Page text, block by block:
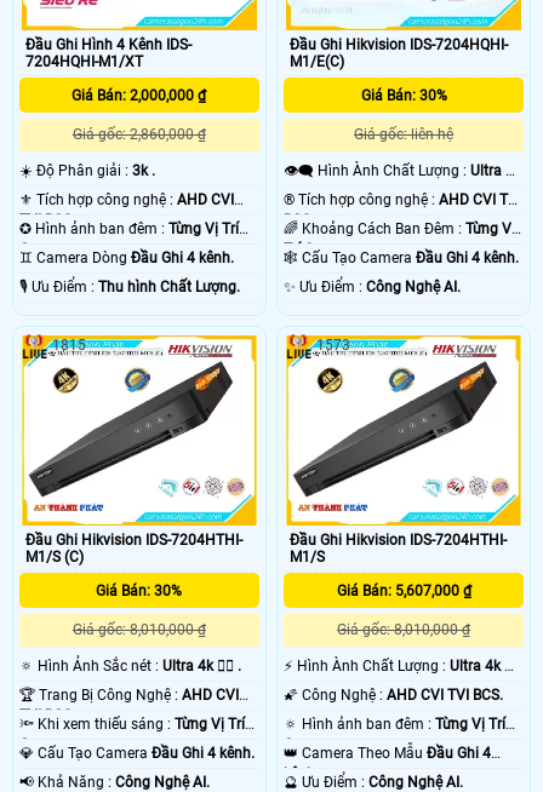
Đầu Ghi Hình 4 Kênh IDS-
7204HQHI-M1/XT
Giá Bán: 2,000,000 ₫
Giá gốc: 2,860,000 ₫
☀️ Độ Phân giải : 3k .
⚜️ Tích hợp công nghệ : AHD CVI
TVI BCS.
✪ Hình ảnh ban đêm : Từng Vị Trí
Camera .
♊ Camera Dòng Đầu Ghi 4 kênh.
️🎙 Ưu Điểm : Thu hình Chất Lượng.
Đầu Ghi Hikvision IDS-7204HQHI-
M1/E(C)
Giá Bán: 30%
Giá gốc: liên hệ
👁️‍🗨 Hình Ành Chất Lượng :Ultra 2k
.
®️ Tích hợp công nghệ :AHD CVI TVI
BCS.
🌈 Khoảng Cách Ban Đêm :Từng Vị
Trí Camera .
🕸️ Cấu Tạo CameraĐầu Ghi 4 kênh.
️✨ Ưu Điểm :Công Nghệ AI.
Đầu Ghi Hikvision IDS-7204HTHI-
M1/S (C)
Giá Bán: 30%
Giá gốc: 8,010,000 ₫
🔅 Hình Ảnh Sắc nét : Ultra 4k 👍🏾 .
🏆 Trang Bị Công Nghệ : AHD CVI
TVI BCS.
🔦 Khi xem thiếu sáng : Từng Vị Trí
Camera .
💎 Cấu Tạo Camera Đầu Ghi 4 kênh.
️📢 Khả Năng : Công Nghệ AI.
1815
Đầu Ghi Hikvision IDS-7204HTHI-
M1/S
Giá Bán: 5,607,000 ₫
Giá gốc: 8,010,000 ₫
️⚡ Hình Ành Chất Lượng :Ultra 4k 👍🏾
🌠 Công Nghệ :AHD CVI TVI BCS.
🔅 Hình ảnh ban đêm :Từng Vị Trí
Camera .
👑 Camera Theo MẫuĐầu Ghi 4
kênh.
️🔮 Ưu Điểm :Công Nghệ AI.
1573